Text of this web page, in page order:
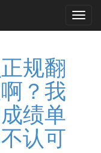
规翻
？我
绩单
认可